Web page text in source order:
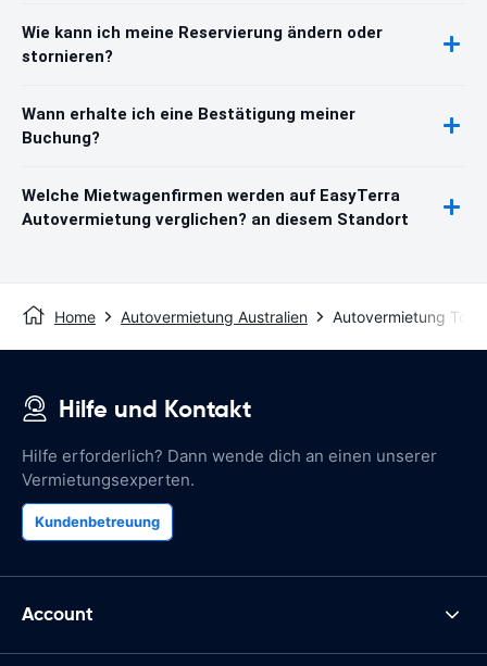
Wie kann ich meine Reservierung ändern oder
stornieren?
Wann erhalte ich eine Bestätigung meiner
Buchung?
Welche Mietwagenfirmen werden auf EasyTerra
Autovermietung verglichen? an diesem Standort
Home Autovermietung Australien Autovermietung
Hilfe und Kontakt
Hilfe erforderlich? Dann wende dich an einen unserer
Vermietungsexperten.
Kundenbetreuung
Account